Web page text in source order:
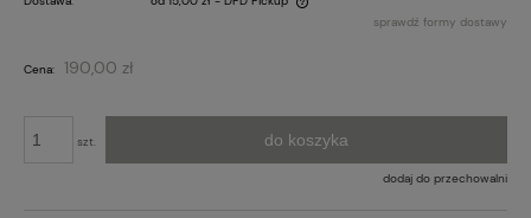
Cena nie zawiera ewentualnych kosztów płatnościsprawdź formy dostawy
Cena: 190,00 zł
szt. do koszyka
dodaj do przechowalni